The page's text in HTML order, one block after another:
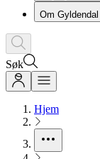
Om Gyldendal
Søk
Hjem